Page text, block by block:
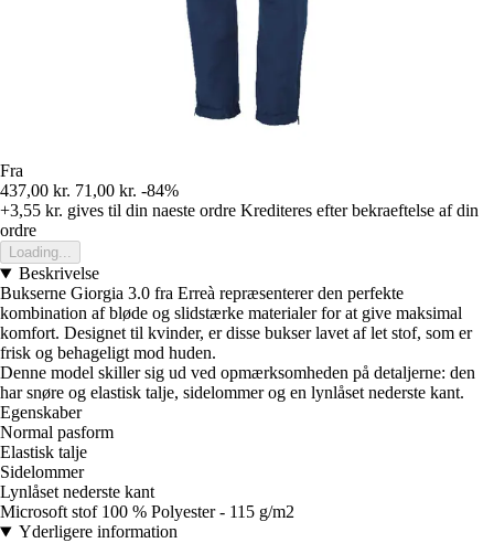
Fra
437,00 kr. 71,00 kr. -84%
+3,55 kr. gives til din naeste ordre Krediteres efter bekraeftelse af din
ordre
Loading...
Beskrivelse
Bukserne Giorgia 3.0 fra Erreà repræsenterer den perfekte
kombination af bløde og slidstærke materialer for at give maksimal
komfort. Designet til kvinder, er disse bukser lavet af let stof, som er
frisk og behageligt mod huden.
Denne model skiller sig ud ved opmærksomheden på detaljerne: den
har snøre og elastisk talje, sidelommer og en lynlåset nederste kant.
Egenskaber
Normal pasform
Elastisk talje
Sidelommer
Lynlåset nederste kant
Microsoft stof 100 % Polyester - 115 g/m2
Yderligere information